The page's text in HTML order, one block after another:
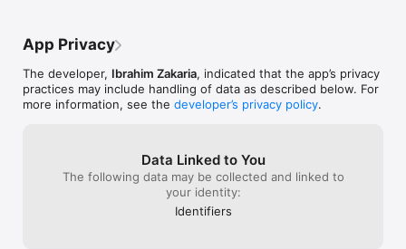
تحدّيك اليومي الأول يعلّمك اللعبة بوقت إضافي وتلميحات ذكية
- **العدّ التنازلي للتحدي القادم**: بعد انتهاء تحدّي اليوم،
شاهد الوقت المتبقّي للتحدي التالي مع اقتراحات لما تفعله الآن
— تدريب على الأوسمة أو دعوة صديق.
تقدّم الأوسمة ، ومعالجة حالات نادرة تمنع الوصول إلى الشاشة
App Privacy
The developer, Ibrahim Zakaria, indicated that the app’s privacy
practices may include handling of data as described below. For
more information, see the developer’s privacy policy.
Data Linked to You
The following data may be collected and linked to
your identity:
Identifiers